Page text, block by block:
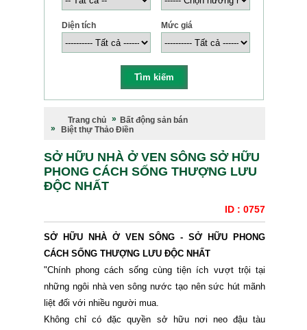
Diện tích Mức giá
Trang chủ
Bất động sản bán
Biệt thự Thảo Điền
SỞ HỮU NHÀ Ở VEN SÔNG SỞ HỮU
PHONG CÁCH SỐNG THƯỢNG LƯU
ĐỘC NHẤT
ID : 0757
SỞ HỮU NHÀ Ở VEN SÔNG - SỞ HỮU PHONG
CÁCH SỐNG THƯỢNG LƯU ĐỘC NHẤT
"Chính phong cách sống cùng tiện ích vượt trội tại
những ngôi nhà ven sông nước tạo nên sức hút mãnh
liệt đối với nhiều người mua.
Không chỉ có đặc quyền sở hữu nơi neo đậu tàu